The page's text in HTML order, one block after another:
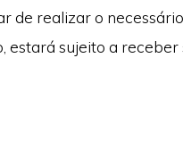
de realizar o
estará sujeito a receber